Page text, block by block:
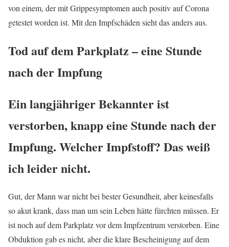
von einem, der mit Grippesymptomen auch positiv auf Corona
getestet worden ist. Mit den Impfschäden sieht das anders aus.
Tod auf dem Parkplatz – eine Stunde
nach der Impfung
Ein langjähriger Bekannter ist
verstorben, knapp eine Stunde nach der
Impfung. Welcher Impfstoff? Das weiß
ich leider nicht.
Gut, der Mann war nicht bei bester Gesundheit, aber keinesfalls
so akut krank, dass man um sein Leben hätte fürchten müssen. Er
ist noch auf dem Parkplatz vor dem Impfzentrum verstorben. Eine
Obduktion gab es nicht, aber die klare Bescheinigung auf dem